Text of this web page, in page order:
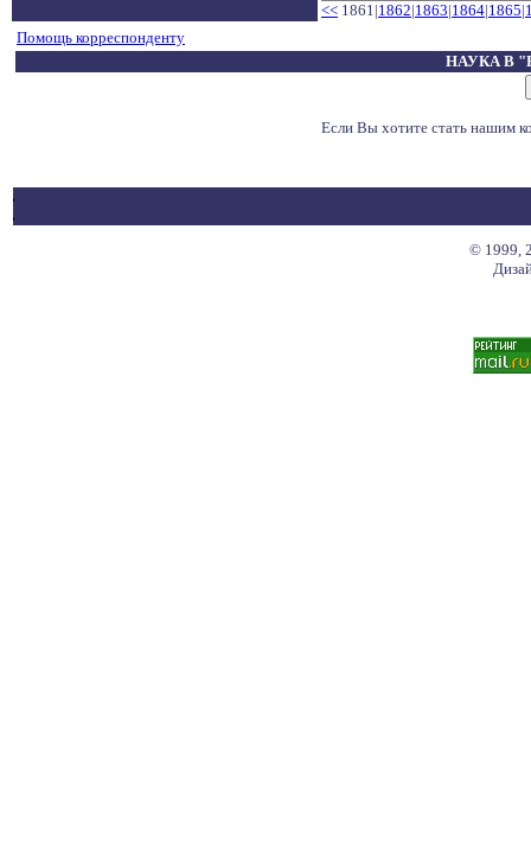
<< 1861|1862|1863|1864|1865|
Помощь корреспонденту
НАУКА В
Если Вы хотите стать нашим
© 1999,